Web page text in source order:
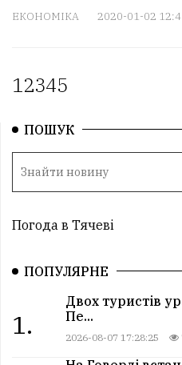
ЕКОНОМІКА 2020-01-02
12345
ПОШУК
Погода в Тячеві
ПОПУЛЯРНЕ
1.
Двох туристів
Пе...
2026-08-07 17:28:25